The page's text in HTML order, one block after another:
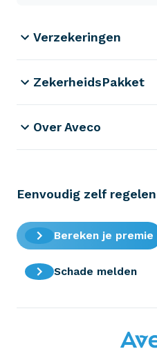
Verzekeringen
ZekerheidsPakket
Over Aveco
Eenvoudig zelf regelen
Bereken je premie
Schade melden